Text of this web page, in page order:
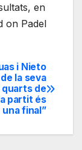
en
on Padel
i Nieto
la seva
de
partit és
una final”